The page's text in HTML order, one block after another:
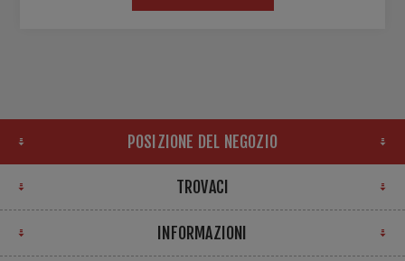
POSIZIONE DEL NEGOZIO
TROVACI
INFORMAZIONI